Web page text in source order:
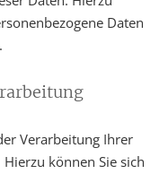
Daten
Verarbeitung Ihrer
können Sie sich